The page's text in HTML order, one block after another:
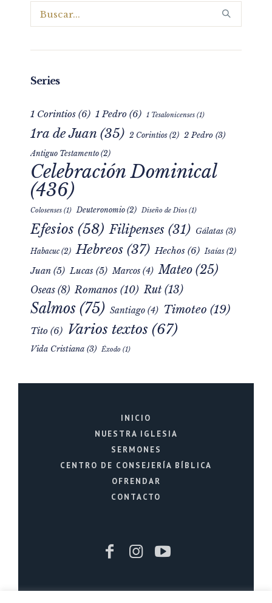
1 Corintios(6) 1 Pedro
1ra de Juan (35)
Antiguo Testamento(2)
Celebración Dominical
(436)
Colosenses Deuteronomio(2) Diseño de Dios (1)
Efesios (58) Filipenses
Hebreos (37) Hechos (6) Isaías
Juan (5) Lucas Marcos (4) Mateo
Oseas(8) Romanos (13)
Salmos(75) Santiago (4) Timoteo
Tito (6) Varios textos (67)
INICIO
NUESTRA IGLESIA
SERMONES
CENTRO DE CONSEJERÍA BÍBLICA
OFRENDAR